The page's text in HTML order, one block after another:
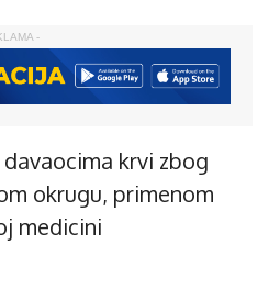
-
krvi zbog
okrugu, primenom
medicini